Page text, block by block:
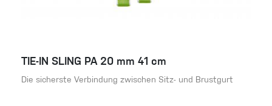
TIE-IN SLING PA 20 mm 41 cm
Die sicherste Verbindung zwischen Sitz- und Brustgurt